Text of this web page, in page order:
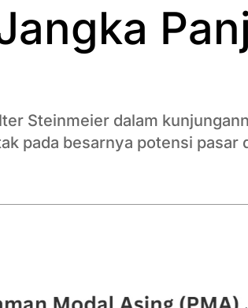
Steinmeier dalam
pada besarnya potensi